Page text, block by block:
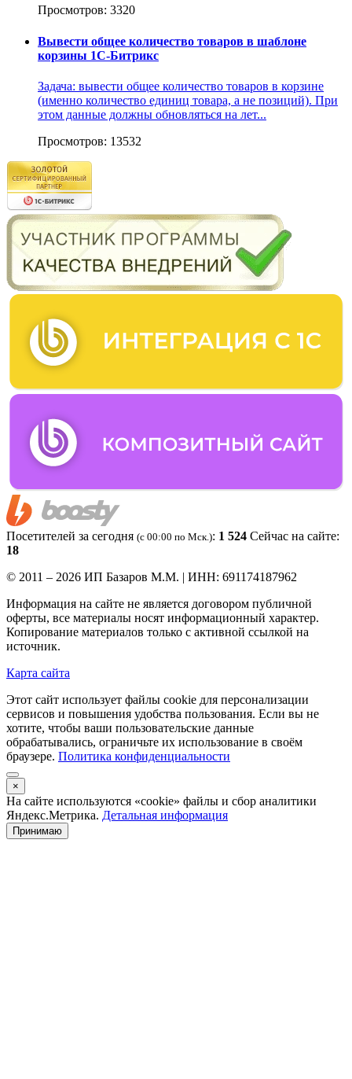
Просмотров: 3320
Вывести общее количество товаров в шаблоне
корзины 1С-Битрикс
Задача: вывести общее количество товаров в корзине
(именно количество единиц товара, а не позиций). При
этом данные должны обновляться на лет...
Просмотров: 13532
Посетителей за сегодня (c 00:00 по Мск.): 1 524 Сейчас на сайте:
18
© 2011 – 2026 ИП Базаров М.М. | ИНН: 691174187962
Информация на сайте не является договором публичной
оферты, все материалы носят информационный характер.
Копирование материалов только с активной ссылкой на
источник.
Карта сайта
Этот сайт использует файлы cookie для персонализации
сервисов и повышения удобства пользования. Если вы не
хотите, чтобы ваши пользовательские данные
обрабатывались, ограничьте их использование в своём
браузере. Политика конфиденциальности
×
На сайте используются «cookie» файлы и сбор аналитики
Яндекс.Метрика. Детальная информация
Принимаю